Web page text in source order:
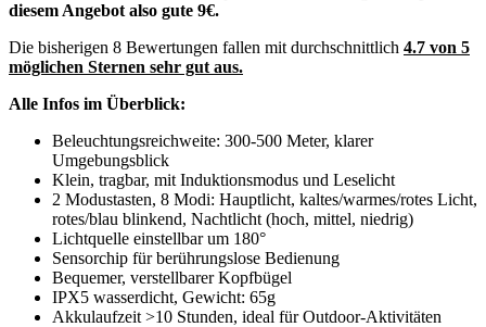
diesem Angebot also gute 9€.
Die bisherigen 8 Bewertungen fallen mit durchschnittlich 4.7 von 5
möglichen Sternen sehr gut aus.
Alle Infos im Überblick:
Beleuchtungsreichweite: 300-500 Meter, klarer
Umgebungsblick
Klein, tragbar, mit Induktionsmodus und Leselicht
2 Modustasten, 8 Modi: Hauptlicht, kaltes/warmes/rotes Licht,
rotes/blau blinkend, Nachtlicht (hoch, mittel, niedrig)
Lichtquelle einstellbar um 180°
Sensorchip für berührungslose Bedienung
Bequemer, verstellbarer Kopfbügel
IPX5 wasserdicht, Gewicht: 65g
Akkulaufzeit >10 Stunden, ideal für Outdoor-Aktivitäten